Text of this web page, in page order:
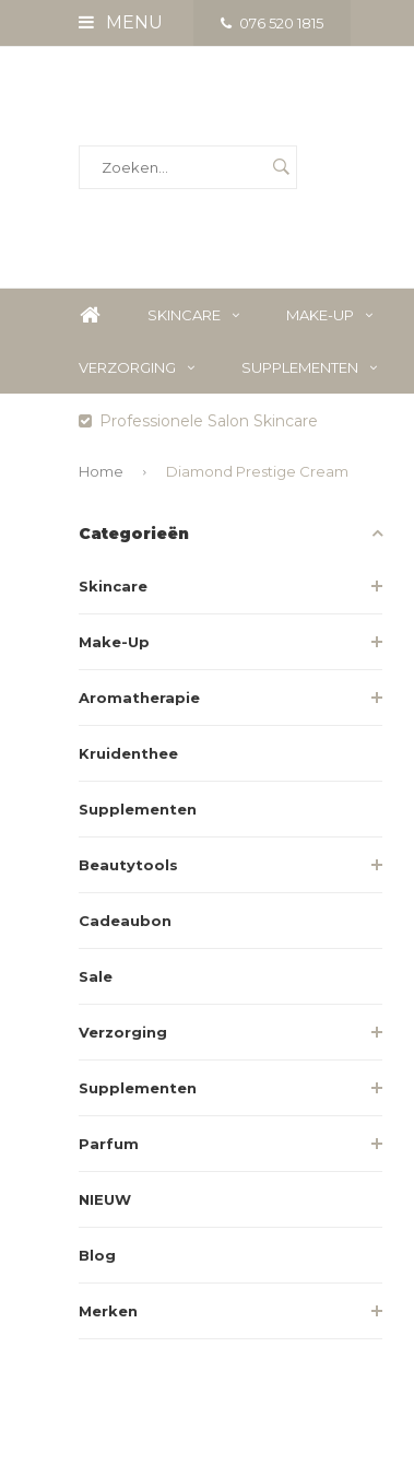
MENU 076 520 1815
SKINCARE MAKE-UP
VERZORGING SUPPLEMENTEN
Professionele Salon Skincare
Home Diamond Prestige Cream
Categorieën
Skincare
Make-Up
Aromatherapie
Kruidenthee
Supplementen
Beautytools
Cadeaubon
Sale
Verzorging
Supplementen
Parfum
NIEUW
Blog
Merken